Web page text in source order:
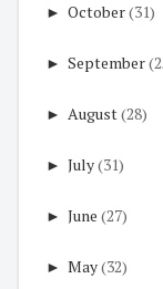
► October(31)
► September
► August(28)
► July(31)
► June (27)
► May(32)